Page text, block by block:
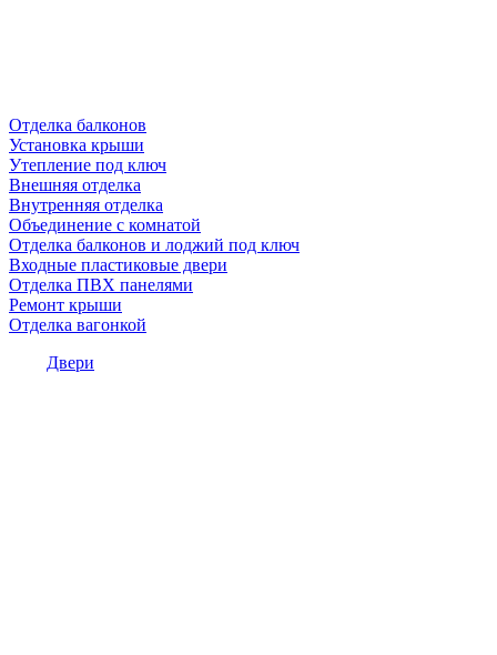
Отделка балконов
Установка крыши
Утепление под ключ
Внешняя отделка
Внутренняя отделка
Объединение с комнатой
Отделка балконов и лоджий под ключ
Входные пластиковые двери
Отделка ПВХ панелями
Ремонт крыши
Отделка вагонкой
Двери